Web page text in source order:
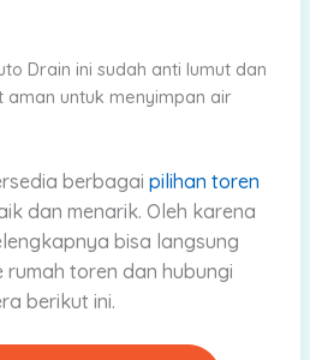
Drain ini sudah anti lumut dan
untuk menyimpan air
berbagai pilihan toren
dan menarik. Oleh karena
bisa langsung
toren dan hubungi
berikut ini.